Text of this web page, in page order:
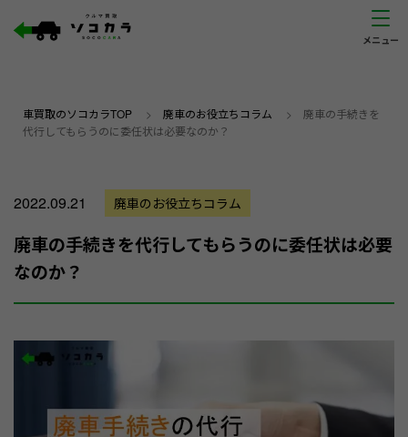
車買取のソコカラTOP > 廃車のお役立ちコラム > 廃車の手続きを
代行してもらうのに委任状は必要なのか？
2022.09.21 廃車のお役立ちコラム
廃車の手続きを代行してもらうのに委任状は必要
なのか？